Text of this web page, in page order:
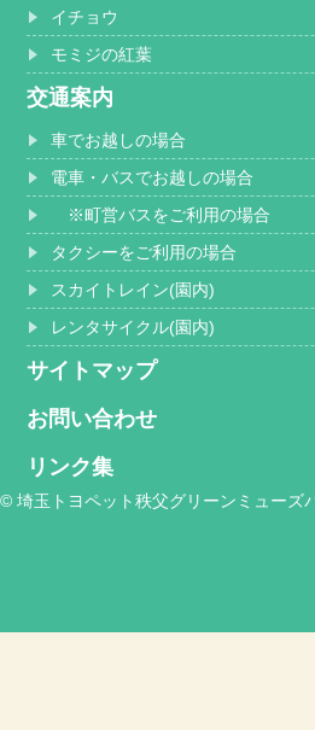
イチョウ
モミジの紅葉
交通案内
車でお越しの場合
電車・バスでお越しの場合
※町営バスをご利用の場合
タクシーをご利用の場合
スカイトレイン(園内)
レンタサイクル(園内)
サイトマップ
お問い合わせ
リンク集
© 埼玉トヨペット秩父グリーンミューズ